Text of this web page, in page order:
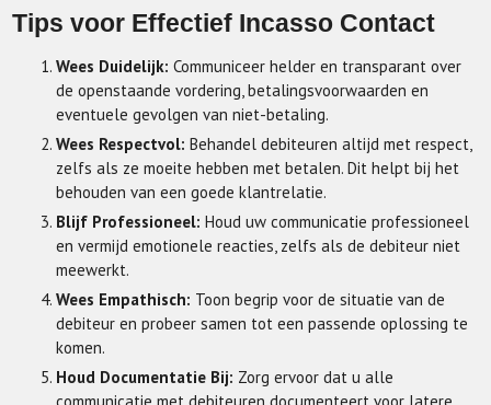
Tips voor Effectief Incasso Contact
Wees Duidelijk: Communiceer helder en transparant over
de openstaande vordering, betalingsvoorwaarden en
eventuele gevolgen van niet-betaling.
Wees Respectvol: Behandel debiteuren altijd met respect,
zelfs als ze moeite hebben met betalen. Dit helpt bij het
behouden van een goede klantrelatie.
Blijf Professioneel: Houd uw communicatie professioneel
en vermijd emotionele reacties, zelfs als de debiteur niet
meewerkt.
Wees Empathisch: Toon begrip voor de situatie van de
debiteur en probeer samen tot een passende oplossing te
komen.
Houd Documentatie Bij: Zorg ervoor dat u alle